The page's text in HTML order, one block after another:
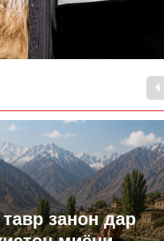
занон дар